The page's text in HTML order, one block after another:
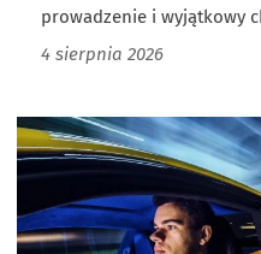
prowadzenie i wyjątkowy
4 sierpnia 2026